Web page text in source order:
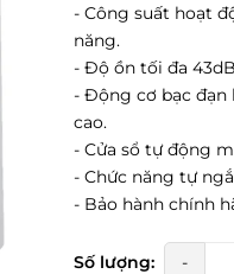
- Công suất hoạt
năng.
- Độ ồn tối đa
- Động cơ bạc đạn
cao.
- Cửa sổ tự động
- Chức năng tự
- Bảo hành chính
Số lượng: -